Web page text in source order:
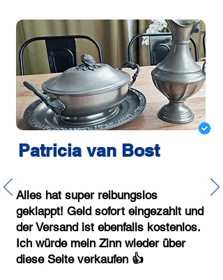
Patricia van Bost
Alles hat super reibungslos
geklappt! Geld sofort eingezahlt und
der Versand ist ebenfalls kostenlos.
Ich würde mein Zinn wieder über
diese Seite verkaufen 👍